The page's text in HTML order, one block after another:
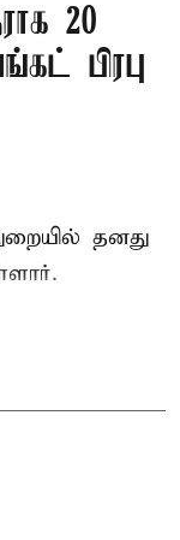
20
பிரபு
தனது